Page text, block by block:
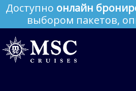
Доступно онлайн
выбором пакетов,